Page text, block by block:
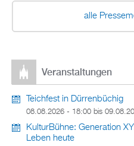
alle
Veranstaltungen
Teichfest in Dürrenbüchig
08.08.2026 - 18:00 bis
KulturBühne: Generation
Leben heute